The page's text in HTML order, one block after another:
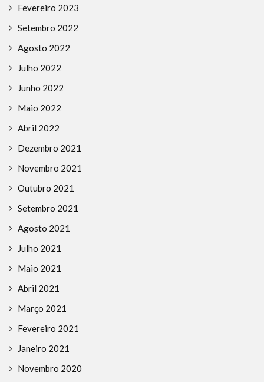
Fevereiro 2023
Setembro 2022
Agosto 2022
Julho 2022
Junho 2022
Maio 2022
Abril 2022
Dezembro 2021
Novembro 2021
Outubro 2021
Setembro 2021
Agosto 2021
Julho 2021
Maio 2021
Abril 2021
Março 2021
Fevereiro 2021
Janeiro 2021
Novembro 2020